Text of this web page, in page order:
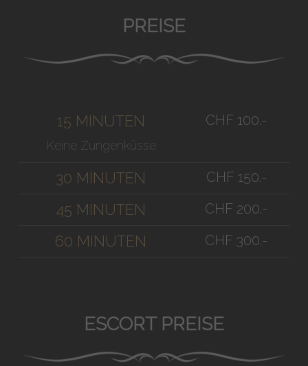
PREISE
15 MINUTEN
Keine Zungenküsse
CHF 100.-
30 MINUTEN CHF 150.-
45 MINUTEN CHF 200.-
60 MINUTEN CHF 300.-
ESCORT PREISE